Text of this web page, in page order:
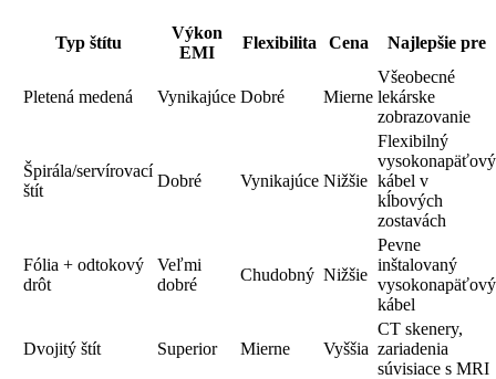
Typ štítu
Výkon
EMI
Flexibilita Cena Najlepšie pre
Pletená medená Vynikajúce Dobré Mierne
Všeobecné
lekárske
zobrazovanie
Špirála/servírovací
štít
Dobré Vynikajúce Nižšie
Flexibilný
vysokonapäťový
kábel v
kĺbových
zostavách
Fólia + odtokový
drôt
Veľmi
dobré
Chudobný Nižšie
Pevne
inštalovaný
vysokonapäťový
kábel
Dvojitý štít Superior Mierne Vyššia
CT skenery,
zariadenia
súvisiace s MRI